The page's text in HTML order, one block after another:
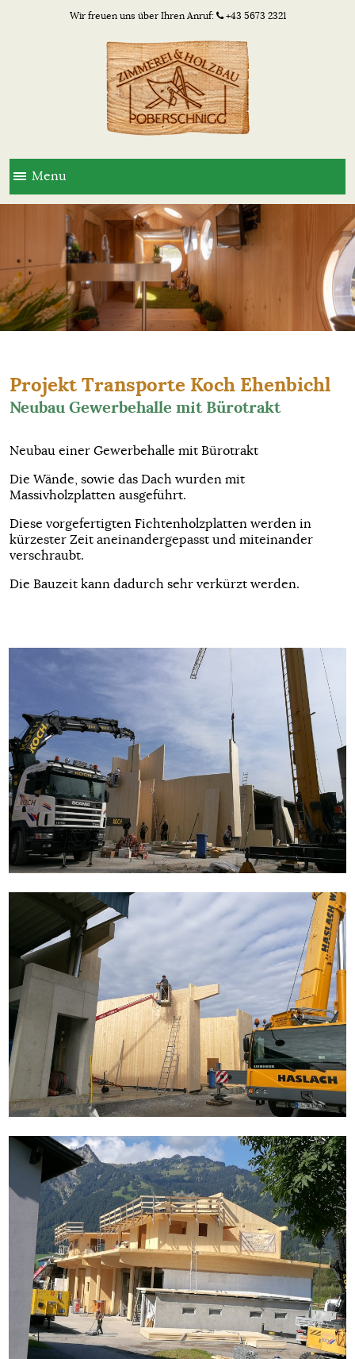
Wir freuen uns über Ihren Anruf: +43 5673 2321
Menu
Projekt Transporte Koch Ehenbichl
Neubau Gewerbehalle mit Bürotrakt
Neubau einer Gewerbehalle mit Bürotrakt
Die Wände, sowie das Dach wurden mit
Massivholzplatten ausgeführt.
Diese vorgefertigten Fichtenholzplatten werden in
kürzester Zeit aneinandergepasst und miteinander
verschraubt.
Die Bauzeit kann dadurch sehr verkürzt werden.